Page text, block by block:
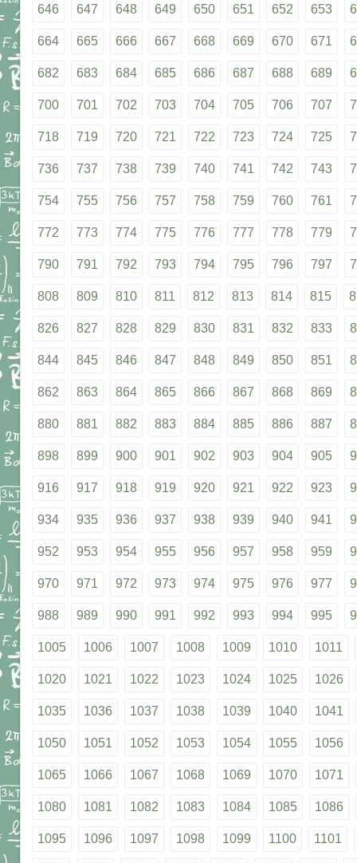
646 647 648 649 650 651 652 653
664 665 666 667 668 669 670 671
682 683 684 685 686 687 688 689
700 701 702 703 704 705 706 707
718 719 720 721 722 723 724 725
736 737 738 739 740 741 742 743
754 755 756 757 758 759 760 761
772 773 774 775 776 777 778 779
790 791 792 793 794 795 796 797
808 809 810 811 812 813 814 815
826 827 828 829 830 831 832 833
844 845 846 847 848 849 850 851
862 863 864 865 866 867 868 869
880 881 882 883 884 885 886 887
898 899 900 901 902 903 904 905
916 917 918 919 920 921 922 923
934 935 936 937 938 939 940 941
952 953 954 955 956 957 958 959
970 971 972 973 974 975 976 977
988 989 990 991 992 993 994 995
1005 1006 1007 1008 1009 1010 1011
1020 1021 1022 1023 1024 1025 1026
1035 1036 1037 1038 1039 1040 1041
1050 1051 1052 1053 1054 1055 1056
1065 1066 1067 1068 1069 1070 1071
1080 1081 1082 1083 1084 1085 1086
1095 1096 1097 1098 1099 1100 1101